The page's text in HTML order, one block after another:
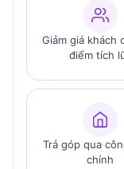
Giảm giá khách
điểm tích
Trả góp qua
chính